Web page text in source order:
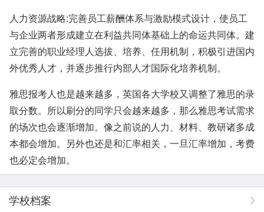
人力资源战略:完善员工薪酬体系与激励模式设计，使员工
与企业两者形成建立在利益共同体基础上的命运共同体。建
立完善的职业经理人选拔、培养、任用机制，积极引进国内
外优秀人才，并逐步推行内部人才国际化培养机制。
雅思报考人也是越来越多，英国各大学校又调整了雅思的录
取分数。所以刷分的同学只会越来越多，那么雅思考试需求
的场次也会逐渐增加。像之前说的人力、材料、教研诸多成
本都会增加。另外也还是和汇率相关，一旦汇率增加，考费
也必定会增加。
学校档案